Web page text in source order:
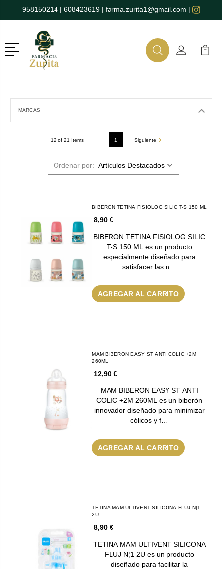
958150214| 608423619| farma.zurita1@gmail.com |
Menú
BuscarMi Cuenta
Mi
MARCAS
12 of 21 Items 1 Siguiente
Ordenar por:
BIBERON TETINA FISIOLOG SILIC T-S 150 ML
8,90 €
BIBERON TETINA FISIOLOG SILIC
T-S 150 ML es un producto
especialmente diseñado para
satisfacer las n…
AGREGAR AL CARRITO
MAM BIBERON EASY ST ANTI COLIC +2M
260ML
12,90 €
MAM BIBERON EASY ST ANTI
COLIC +2M 260ML es un biberón
innovador diseñado para minimizar
cólicos y f…
AGREGAR AL CARRITO
TETINA MAM ULTIVENT SILICONA FLUJ N¦1
2U
8,90 €
TETINA MAM ULTIVENT SILICONA
FLUJ N¦1 2U es un producto
diseñado para facilitar la